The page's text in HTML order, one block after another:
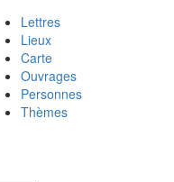
Lettres
Lieux
Carte
Ouvrages
Personnes
Thèmes